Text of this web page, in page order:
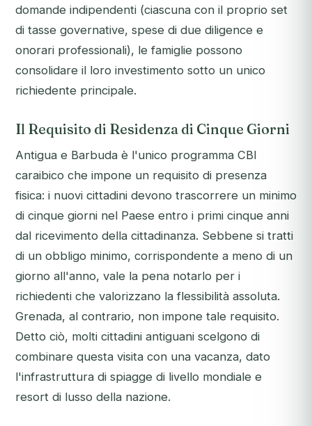
domande indipendenti (ciascuna con il proprio set
di tasse governative, spese di due diligence e
onorari professionali), le famiglie possono
consolidare il loro investimento sotto un unico
richiedente principale.
Il Requisito di Residenza di Cinque Giorni
Antigua e Barbuda è l'unico programma CBI
caraibico che impone un requisito di presenza
fisica: i nuovi cittadini devono trascorrere un minimo
di cinque giorni nel Paese entro i primi cinque anni
dal ricevimento della cittadinanza. Sebbene si tratti
di un obbligo minimo, corrispondente a meno di un
giorno all'anno, vale la pena notarlo per i
richiedenti che valorizzano la flessibilità assoluta.
Grenada, al contrario, non impone tale requisito.
Detto ciò, molti cittadini antiguani scelgono di
combinare questa visita con una vacanza, dato
l'infrastruttura di spiagge di livello mondiale e
resort di lusso della nazione.